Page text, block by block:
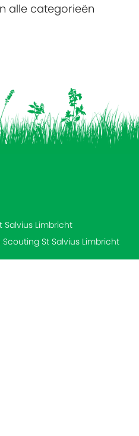
alle categorieën
Limbricht
St Salvius Limbricht